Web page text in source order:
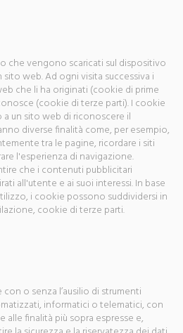
che vengono scaricati sul dispositivo
web. Ad ogni visita successiva i
che li ha originati (cookie di prime
(cookie di terze parti). I cookie
un sito web di riconoscere il
diverse finalità come, per esempio,
tra le pagine, ricordare i siti
l'esperienza di navigazione.
che i contenuti pubblicitari
all'utente e ai suoi interessi. In base
i cookie possono suddividersi in
cookie di terze parti.
o senza l’ausilio di strumenti
informatici o telematici, con
finalità più sopra espresse e,